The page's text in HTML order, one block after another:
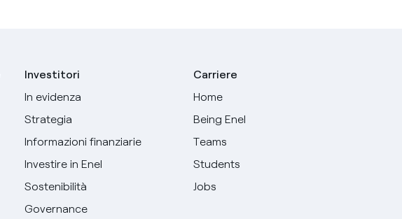
Investitori
In evidenza
Strategia
Informazioni finanziarie
Investire in Enel
Sostenibilità
Governance
Carriere
Home
Being Enel
Teams
Students
Jobs